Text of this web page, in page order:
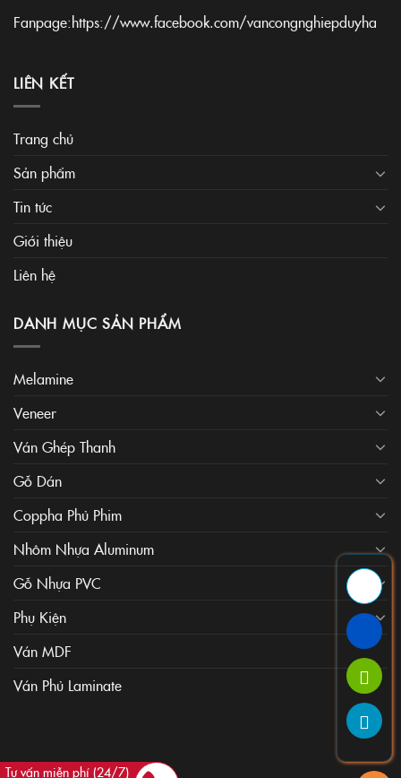
Fanpage:https://www.facebook.com/vancongnghiepduyha
LIÊN KẾT
Trang chủ
Sản phẩm
Tin tức
Giới thiệu
Liên hệ
DANH MỤC SẢN PHẨM
Melamine
Veneer
Ván Ghép Thanh
Gỗ Dán
Coppha Phủ Phim
Nhôm Nhựa Aluminum
Gỗ Nhựa PVC
Phụ Kiện
Ván MDF
Ván Phủ Laminate
Tư vấn miễn phí (24/7)